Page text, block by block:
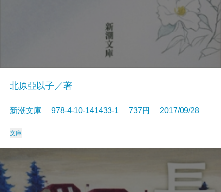
北原亞以子／著
新潮文庫 978-4-10-141433-1 737円 2017/09/28
文庫